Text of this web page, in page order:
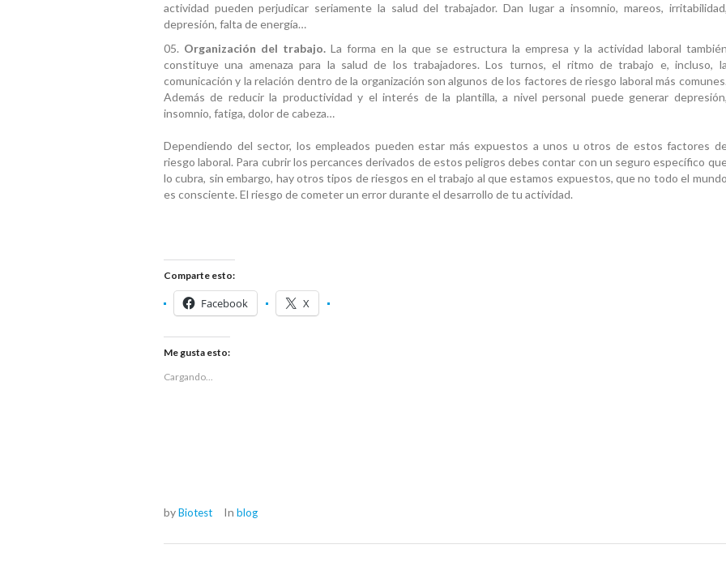
actividad pueden perjudicar seriamente la salud del trabajador. Dan lugar a insomnio, mareos, irritabilidad,
depresión, falta de energía…
Organización del trabajo. La forma en la que se estructura la empresa y la actividad laboral también
constituye una amenaza para la salud de los trabajadores. Los turnos, el ritmo de trabajo e, incluso, la
comunicación y la relación dentro de la organización son algunos de los factores de riesgo laboral más comunes.
Además de reducir la productividad y el interés de la plantilla, a nivel personal puede generar depresión,
insomnio, fatiga, dolor de cabeza…
Dependiendo del sector, los empleados pueden estar más expuestos a unos u otros de estos factores
riesgo laboral. Para cubrir los percances derivados de estos peligros debes contar con un seguro específico
lo cubra, sin embargo, hay otros tipos de riesgos en el trabajo al que estamos expuestos, que no todo el mundo
es consciente. El riesgo de cometer un error durante el desarrollo de tu actividad.
Comparte esto:
Facebook X
Me gusta esto:
Cargando...
byBiotest In blog